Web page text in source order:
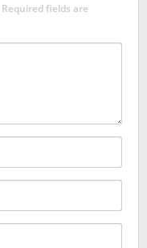
Required fields are